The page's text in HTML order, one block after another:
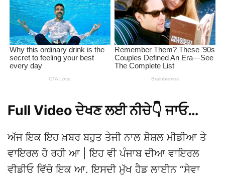
Full Video ਦੇਖਣ ਲਈ ਨੀਚੇ👇 ਜਾਓ…
ਅੱਜ ਇਕ ਇਹ ਖ਼ਬਰ ਬਹੁਤ ਤੇਜੀ ਨਾਲ ਸ਼ੋਸ਼ਲ ਮੀਡੀਆ ਤੇ
ਵਾਇਰਲ ਹੋ ਰਹੀ ਆ | ਇਹ ਵੀ ਪੰਜਾਬ ਦੀਆ ਵਾਇਰਲ
ਵੀਡੀਓ ਵਿੱਚੋ ਇਕ ਆ. ਇਸਦੀ ਮੁੱਖ ਹੈਡ ਲਾਈਨ “ਸੇਵਾ